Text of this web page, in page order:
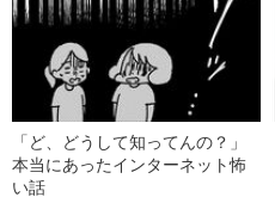
「ど、どうして知ってんの？」
本当にあったインターネット怖
い話